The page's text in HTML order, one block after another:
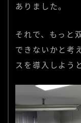
ありました。
それで、もっと
できないかと考
スを導入しよう